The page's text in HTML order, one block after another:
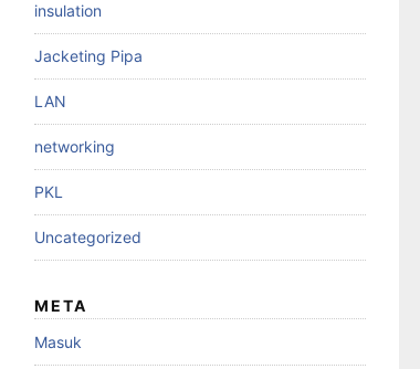
insulation
Jacketing Pipa
LAN
networking
PKL
Uncategorized
META
Masuk